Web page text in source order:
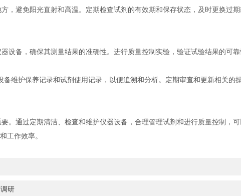
避免阳光直射和高温。定期检查试剂的有效期和保存状态，及时更换过期
备，确保其测量结果的准确性。进行质量控制实验，验证试验结果的可靠
护保养记录和试剂使用记录，以便追溯和分析。定期审查和更新相关的
通过定期清洁、检查和维护仪器设备，合理管理试剂和进行质量控制，可
工作效率。
研